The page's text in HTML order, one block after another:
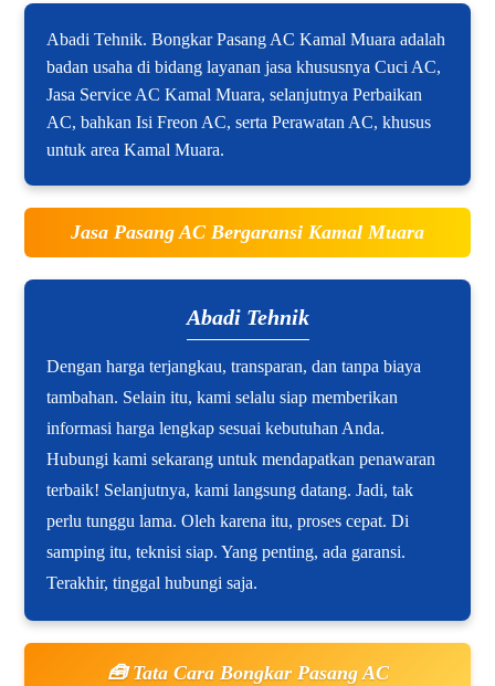
Abadi Tehnik. Bongkar Pasang AC Kamal Muara adalah
badan usaha di bidang layanan jasa khususnya Cuci AC,
Jasa Service AC Kamal Muara, selanjutnya Perbaikan
AC, bahkan Isi Freon AC, serta Perawatan AC, khusus
untuk area Kamal Muara.
Jasa Pasang AC Bergaransi Kamal Muara
Abadi Tehnik
Dengan harga terjangkau, transparan, dan tanpa biaya
tambahan. Selain itu, kami selalu siap memberikan
informasi harga lengkap sesuai kebutuhan Anda.
Hubungi kami sekarang untuk mendapatkan penawaran
terbaik! Selanjutnya, kami langsung datang. Jadi, tak
perlu tunggu lama. Oleh karena itu, proses cepat. Di
samping itu, teknisi siap. Yang penting, ada garansi.
Terakhir, tinggal hubungi saja.
🧰 Tata Cara Bongkar Pasang AC